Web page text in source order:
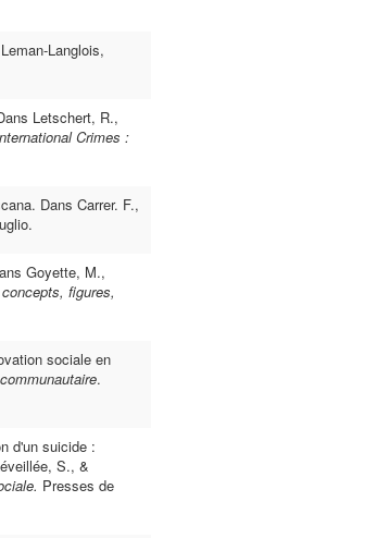
Langlois,
Letschert, R.,
Crimes :
Dans Carrer. F.,
Goyette, M.,
figures,
sociale en
.
d'un suicide :
S., &
Presses de